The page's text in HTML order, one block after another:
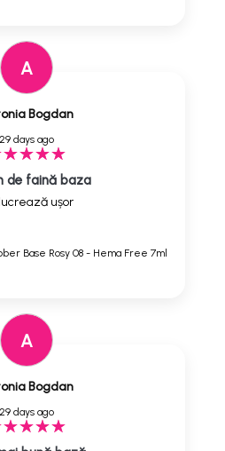
A
Bogdan
29 days ago
de faină baza
ușor
Base Rosy 08 - Hema Free 7ml
A
Bogdan
29 days ago